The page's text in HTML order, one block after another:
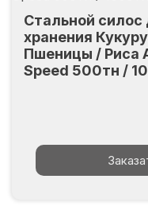
Стальной силос
хранения
Пшеницы / Риса
Speed 500тн /